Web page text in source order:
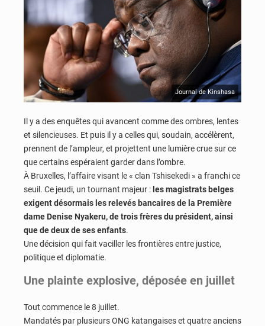
Journal de Kinshasa
Il y a des enquêtes qui avancent comme des ombres, lentes
et silencieuses. Et puis il y a celles qui, soudain, accélèrent,
prennent de l’ampleur, et projettent une lumière crue sur ce
que certains espéraient garder dans l’ombre.
À Bruxelles, l’affaire visant le « clan Tshisekedi » a franchi ce
seuil. Ce jeudi, un tournant majeur : les magistrats belges
exigent désormais les relevés bancaires de la Première
dame Denise Nyakeru, de trois frères du président, ainsi
que de deux de ses enfants.
Une décision qui fait vaciller les frontières entre justice,
politique et diplomatie.
Une plainte explosive, déposée en juillet
Tout commence le 8 juillet.
Mandatés par plusieurs ONG katangaises et quatre anciens